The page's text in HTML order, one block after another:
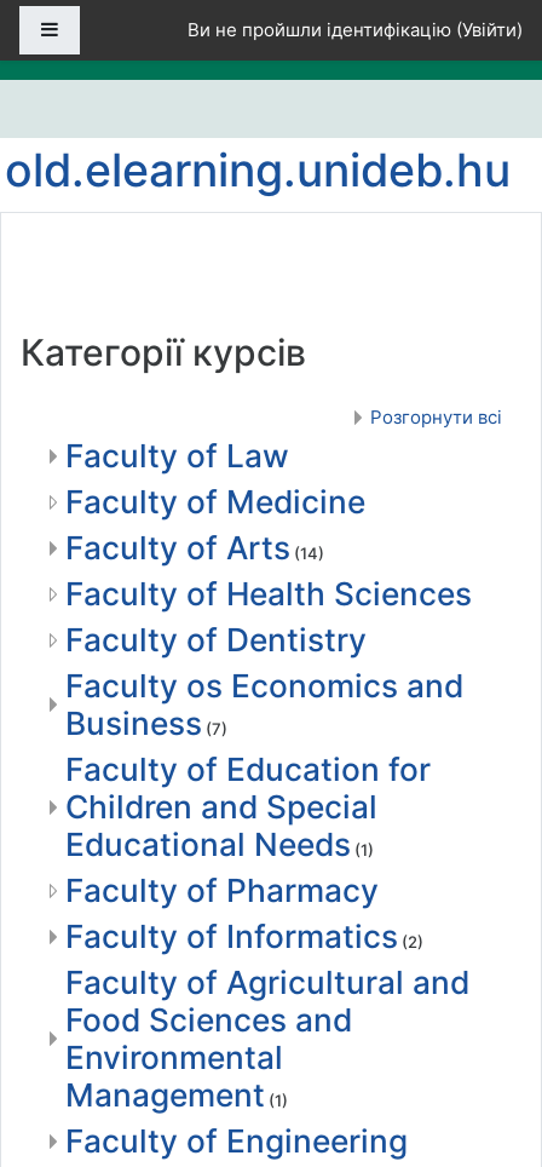
Перейти до головного вмісту
Ви не пройшли ідентифікацію (Увійти)
old.elearning.unideb.hu
Категорії курсів
Розгорнути всі
Faculty of Law
Faculty of Medicine
Faculty of Arts (14)
Faculty of Health Sciences
Faculty of Dentistry
Faculty os Economics and
Business (7)
Faculty of Education for
Children and Special
Educational Needs (1)
Faculty of Pharmacy
Faculty of Informatics (2)
Faculty of Agricultural and
Food Sciences and
Environmental
Management (1)
Faculty of Engineering